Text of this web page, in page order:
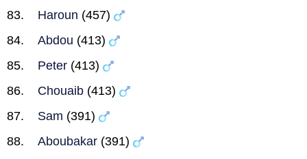
Haroun (457)
Abdou (413)
Peter (413)
Chouaib (413)
Sam (391)
Aboubakar (391)